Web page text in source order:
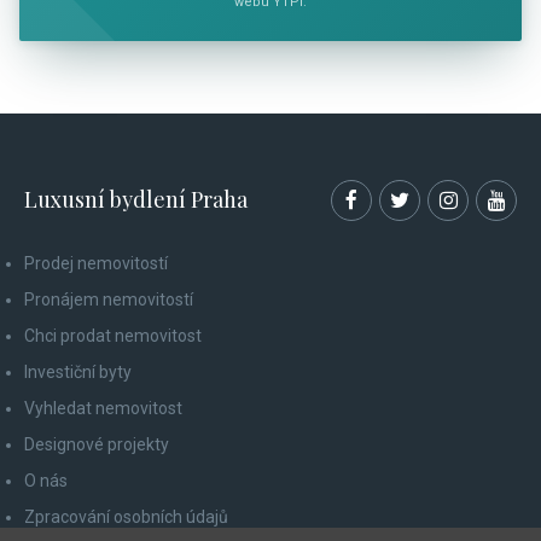
Luxusní bydlení Praha
Prodej nemovitostí
Pronájem nemovitostí
Chci prodat nemovitost
Investiční byty
Vyhledat nemovitost
Designové projekty
O nás
Zpracování osobních údajů